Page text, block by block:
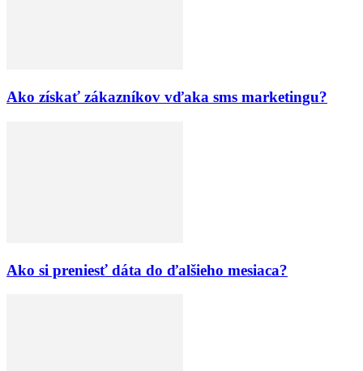
Ako získať zákazníkov vďaka sms marketingu?
Ako si preniesť dáta do ďalšieho mesiaca?